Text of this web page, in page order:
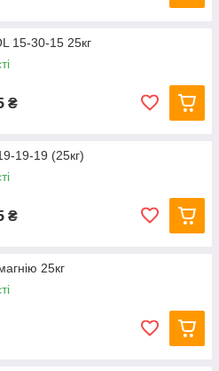
15-30-15 25кг
₴
19-19 (25кг)
₴
25кг